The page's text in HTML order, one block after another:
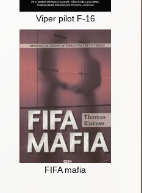
Viper pilot F-16
: trenuj, by zdrowo żyć
FIFA mafia